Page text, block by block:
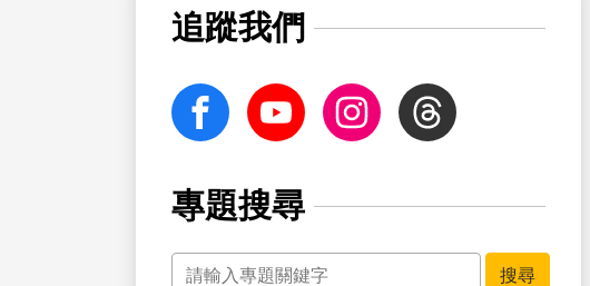
追蹤我們
facebook Youtube InstagramThreads
專題搜尋
關鍵字
搜尋